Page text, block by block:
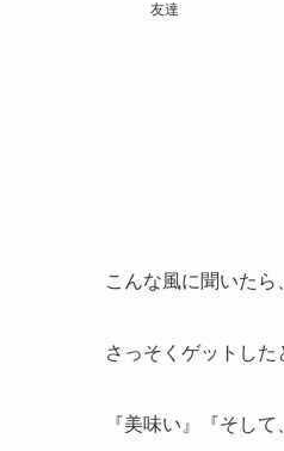
友達
こんな風に聞いた
さっそくゲットし
『美味い』『そして